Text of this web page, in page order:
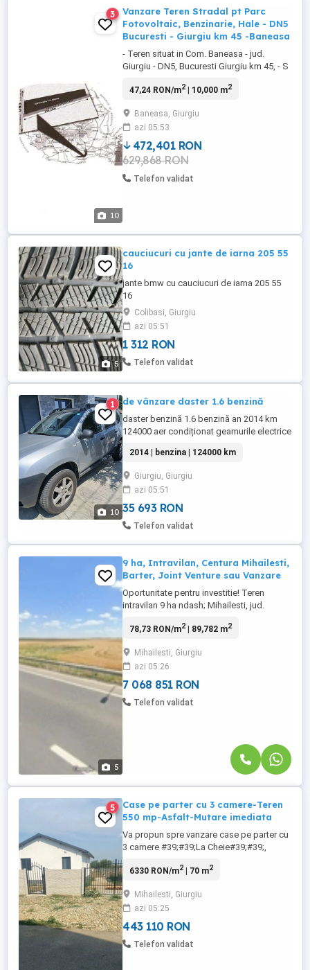
10
3
Vanzare Teren Stradal pt Parc
Fotovoltaic, Benzinarie, Hale - DN5
Bucuresti - Giurgiu km 45 -Baneasa
- Teren situat in Com. Baneasa - jud.
Giurgiu - DN5, Bucuresti Giurgiu km 45, - S
deschidere: 55,00m la drumul national
dreapta, respectiv 239m, are deschidere la
un drum secundar de exploatare. - utilitati:
- pe teren ...
47,24 RON/m2| 10,000 m2
Baneasa, Giurgiu
azi 05:53
472,401 RON
629,868 RON
Telefon validat
5
cauciucuri cu jante de iarna 205 55
16
jante bmw cu cauciucuri de iarna 205 55
16
Colibasi, Giurgiu
azi 05:51
1 312 RON
Telefon validat
10
1 de vânzare daster 1.6 benzină
daster benzină 1.6 benzină an 2014 km
124000 aer condiționat geamurile electrice
3luni si rarul este făcut masina este
impecabilă
2014 | benzina | 124000 km
Giurgiu, Giurgiu
azi 05:51
35 693 RON
Telefon validat
5
9 ha, Intravilan, Centura Mihailesti,
Barter, Joint Venture sau Vanzare
Oportunitate pentru investitie! Teren
intravilan 9 ha ndash; Mihailesti, jud.
intravilan in suprafata de 90.000 mp,
Mihailesti, cu deschidere generoasa de 82
m la Varianta de Ocolire Mihailesti (DN6H).
Locatie ideala pentru ...
78,73 RON/m2| 89,782 m2
Mihailesti, Giurgiu
azi 05:26
7 068 851 RON
Telefon validat
5
Case pe parter cu 3 camere-Teren
550 mp-Asfalt-Mutare imediata
Va propun spre vanzare case pe parter cu
3 camere #39;#39;La Cheie#39;#39;,
transport in apropiere, mutare rapida,
utila 70 mp; Teren 550 mp. Liber 465 mp;
Avem case cu suprafete de teren intre 400
mp si 820 mp; Amprenta ...
6330 RON/m2| 70 m2
Mihailesti, Giurgiu
azi 05:25
443 110 RON
Telefon validat